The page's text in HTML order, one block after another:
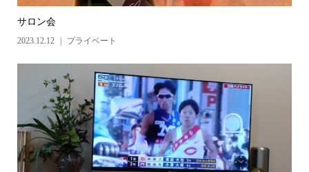
サロン会
2023.12.12 プライベート